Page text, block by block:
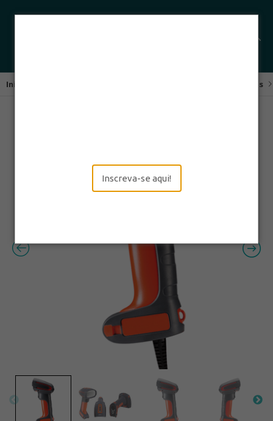
Inscreva-se aqui!
Início Scanners Industriais